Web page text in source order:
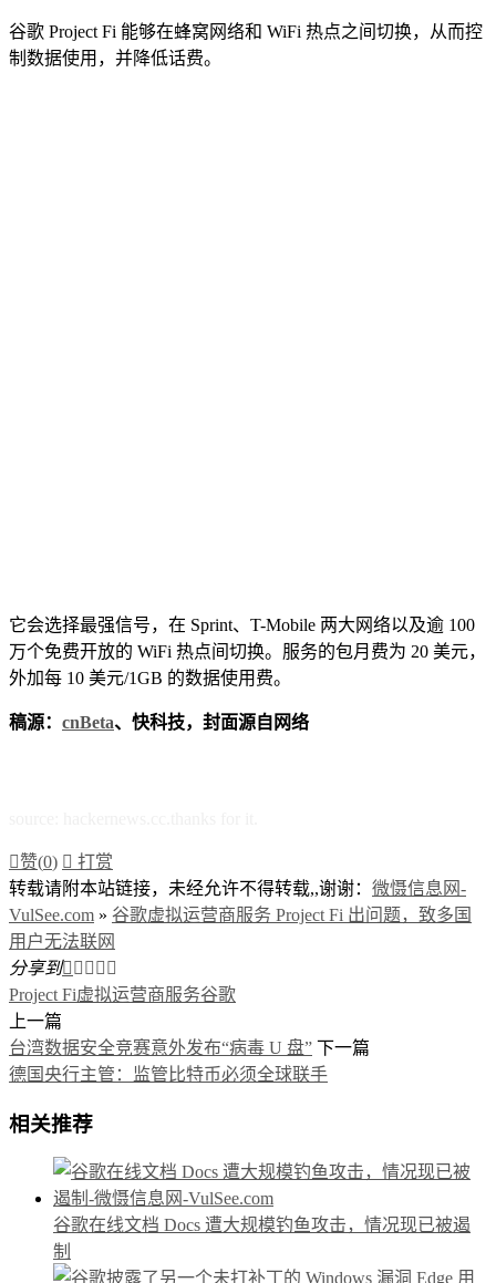
谷歌 Project Fi 能够在蜂窝网络和 WiFi 热点之间切换，从而控
制数据使用，并降低话费。
它会选择最强信号，在 Sprint、T-Mobile 两大网络以及逾 100
万个免费开放的 WiFi 热点间切换。服务的包月费为 20 美元，
外加每 10 美元/1GB 的数据使用费。
稿源： cnBeta、快科技，封面源自网络
赞(0)  打赏
转载请附本站链接，未经允许不得转载,,谢谢： 微慑信息网-
VulSee.com » 谷歌虚拟运营商服务 Project Fi 出问题，致多国
用户无法联网
分享到    
Project Fi虚拟运营商服务谷歌
上一篇
台湾数据安全竞赛意外发布“病毒 U 盘” 下一篇
德国央行主管：监管比特币必须全球联手
相关推荐
谷歌在线文档 Docs 遭大规模钓鱼攻击，情况现已被遏
制